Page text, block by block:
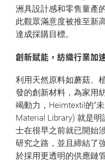
洲具設計感和零售量產
此觀眾滿意度被推至新
達成採購目標。
創新賦能，紡織行業加
利用天然原料如蘑菇、
發的創新材料，為家用
竭動力，Heimtextil的“
Material Library) 就是
士在很早之前就已開始
研究之路，並且締結了
於採用更透明的供應鏈